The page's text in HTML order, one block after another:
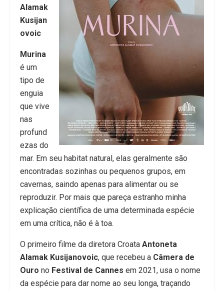
Alamak
Kusijan
ovoic
Murina
é um
tipo de
enguia
que vive
nas
profund
ezas do
mar. Em seu habitat natural, elas geralmente são
encontradas sozinhas ou pequenos grupos, em
cavernas, saindo apenas para alimentar ou se
reproduzir. Por mais que pareça estranho minha
explicação científica de uma determinada espécie
em uma crítica, não é à toa.
O primeiro filme da diretora Croata Antoneta
Alamak Kusijanovoic, que recebeu a Câmera de
Ouro no Festival de Cannes em 2021, usa o nome
da espécie para dar nome ao seu longa, traçando